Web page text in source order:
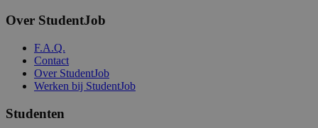
Over StudentJob
F.A.Q.
Contact
Over StudentJob
Werken bij StudentJob
Studenten